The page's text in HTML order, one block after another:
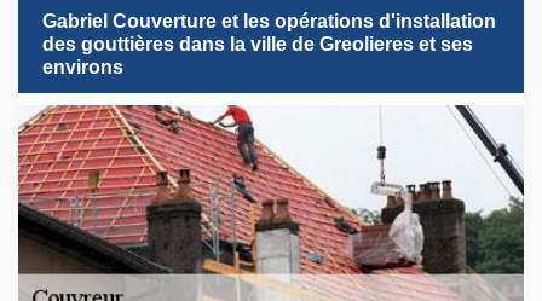
Gabriel Couverture et les opérations d'installation
des gouttières dans la ville de Greolieres et ses
environs